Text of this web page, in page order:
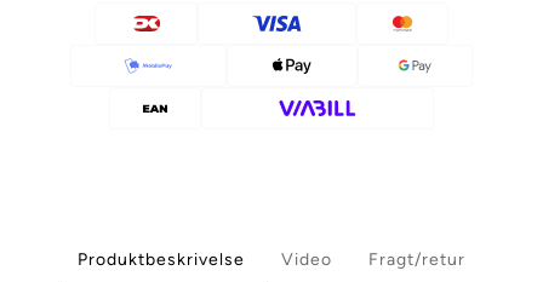
Produktbeskrivelse Video Fragt/retur